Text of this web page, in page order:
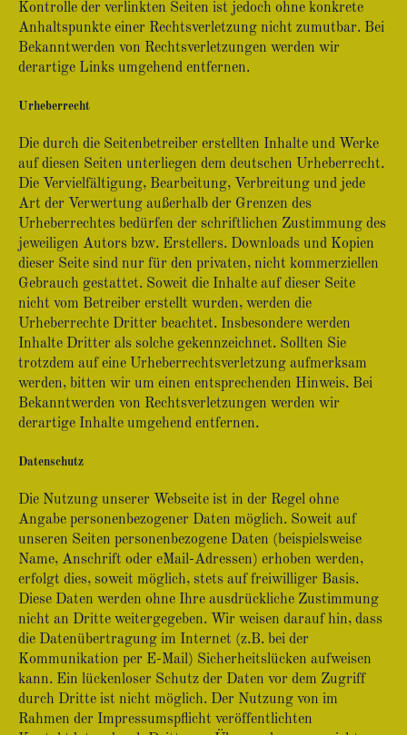
Kontrolle der verlinkten Seiten ist jedoch ohne konkrete
Anhaltspunkte einer Rechtsverletzung nicht zumutbar. Bei
Bekanntwerden von Rechtsverletzungen werden wir
derartige Links umgehend entfernen.
Urheberrecht
Die durch die Seitenbetreiber erstellten Inhalte und Werke
auf diesen Seiten unterliegen dem deutschen Urheberrecht.
Die Vervielfältigung, Bearbeitung, Verbreitung und jede
Art der Verwertung außerhalb der Grenzen des
Urheberrechtes bedürfen der schriftlichen Zustimmung des
jeweiligen Autors bzw. Erstellers. Downloads und Kopien
dieser Seite sind nur für den privaten, nicht kommerziellen
Gebrauch gestattet. Soweit die Inhalte auf dieser Seite
nicht vom Betreiber erstellt wurden, werden die
Urheberrechte Dritter beachtet. Insbesondere werden
Inhalte Dritter als solche gekennzeichnet. Sollten Sie
trotzdem auf eine Urheberrechtsverletzung aufmerksam
werden, bitten wir um einen entsprechenden Hinweis. Bei
Bekanntwerden von Rechtsverletzungen werden wir
derartige Inhalte umgehend entfernen.
Datenschutz
Die Nutzung unserer Webseite ist in der Regel ohne
Angabe personenbezogener Daten möglich. Soweit auf
unseren Seiten personenbezogene Daten (beispielsweise
Name, Anschrift oder eMail-Adressen) erhoben werden,
erfolgt dies, soweit möglich, stets auf freiwilliger Basis.
Diese Daten werden ohne Ihre ausdrückliche Zustimmung
nicht an Dritte weitergegeben. Wir weisen darauf hin, dass
die Datenübertragung im Internet (z.B. bei der
Kommunikation per E-Mail) Sicherheitslücken aufweisen
kann. Ein lückenloser Schutz der Daten vor dem Zugriff
durch Dritte ist nicht möglich. Der Nutzung von im
Rahmen der Impressumspflicht veröffentlichten